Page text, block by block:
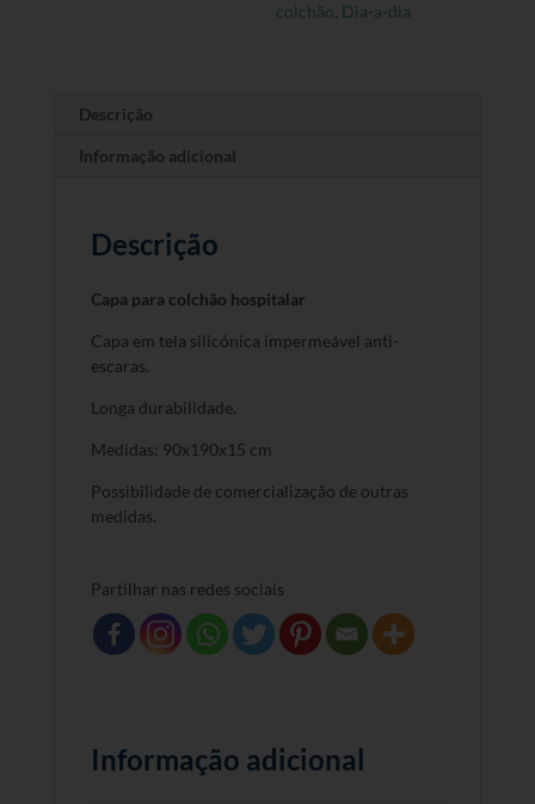
colchão, Dia-a-dia
Descrição
Informação adicional
Descrição
Capa para colchão hospitalar
Capa em tela silicónica impermeável anti-
escaras.
Longa durabilidade.
Medidas: 90x190x15 cm
Possibilidade de comercialização de outras
medidas.
Partilhar nas redes sociais
Informação adicional